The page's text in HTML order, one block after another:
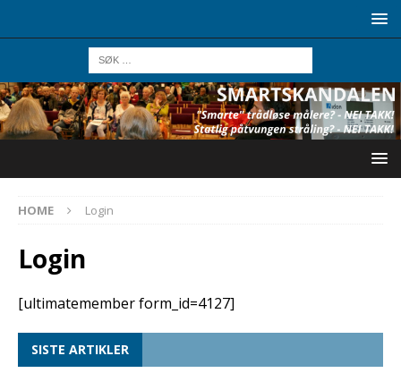
HOME Login
Login
[ultimatemember form_id=4127]
SISTE ARTIKLER